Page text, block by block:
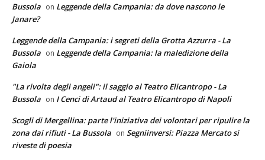
Bussola on Leggende della Campania: da dove nascono le
Janare?
Leggende della Campania: i segreti della Grotta Azzurra - La
Bussola on Leggende della Campania: la maledizione della
Gaiola
"La rivolta degli angeli": il saggio al Teatro Elicantropo - La
Bussola on I Cenci di Artaud al Teatro Elicantropo di Napoli
Scogli di Mergellina: parte l'iniziativa dei volontari per ripulire la
zona dai rifiuti - La Bussola on Segniinversi: Piazza Mercato si
riveste di poesia